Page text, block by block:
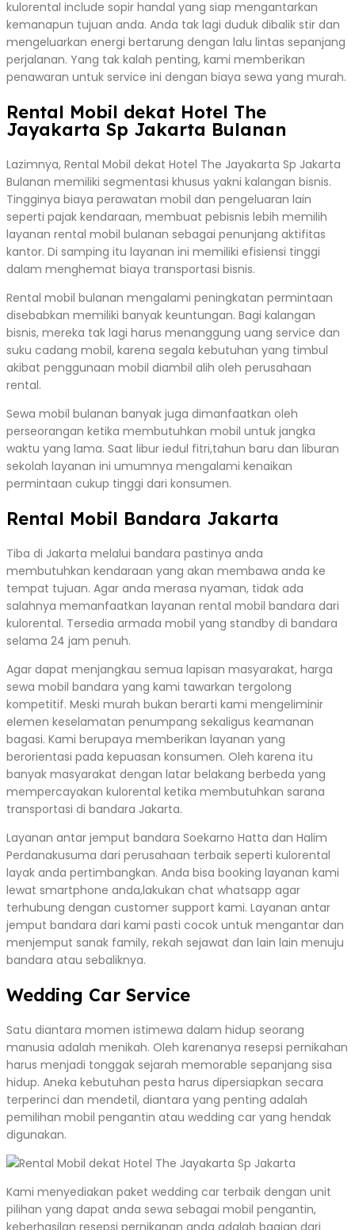
kulorental include sopir handal yang siap mengantarkan
kemanapun tujuan anda. Anda tak lagi duduk dibalik stir dan
mengeluarkan energi bertarung dengan lalu lintas sepanjang
perjalanan. Yang tak kalah penting, kami memberikan
penawaran untuk service ini dengan biaya sewa yang murah.
Rental Mobil dekat Hotel The
Jayakarta Sp Jakarta Bulanan
Lazimnya, Rental Mobil dekat Hotel The Jayakarta Sp Jakarta
Bulanan memiliki segmentasi khusus yakni kalangan bisnis.
Tingginya biaya perawatan mobil dan pengeluaran lain
seperti pajak kendaraan, membuat pebisnis lebih memilih
layanan rental mobil bulanan sebagai penunjang aktifitas
kantor. Di samping itu layanan ini memiliki efisiensi tinggi
dalam menghemat biaya transportasi bisnis.
Rental mobil bulanan mengalami peningkatan permintaan
disebabkan memiliki banyak keuntungan. Bagi kalangan
bisnis, mereka tak lagi harus menanggung uang service dan
suku cadang mobil, karena segala kebutuhan yang timbul
akibat penggunaan mobil diambil alih oleh perusahaan
rental.
Sewa mobil bulanan banyak juga dimanfaatkan oleh
perseorangan ketika membutuhkan mobil untuk jangka
waktu yang lama. Saat libur iedul fitri,tahun baru dan liburan
sekolah layanan ini umumnya mengalami kenaikan
permintaan cukup tinggi dari konsumen.
Rental Mobil Bandara Jakarta
Tiba di Jakarta melalui bandara pastinya anda
membutuhkan kendaraan yang akan membawa anda ke
tempat tujuan. Agar anda merasa nyaman, tidak ada
salahnya memanfaatkan layanan rental mobil bandara dari
kulorental. Tersedia armada mobil yang standby di bandara
selama 24 jam penuh.
Agar dapat menjangkau semua lapisan masyarakat, harga
sewa mobil bandara yang kami tawarkan tergolong
kompetitif. Meski murah bukan berarti kami mengeliminir
elemen keselamatan penumpang sekaligus keamanan
bagasi. Kami berupaya memberikan layanan yang
berorientasi pada kepuasan konsumen. Oleh karena itu
banyak masyarakat dengan latar belakang berbeda yang
mempercayakan kulorental ketika membutuhkan sarana
transportasi di bandara Jakarta.
Layanan antar jemput bandara Soekarno Hatta dan Halim
Perdanakusuma dari perusahaan terbaik seperti kulorental
layak anda pertimbangkan. Anda bisa booking layanan kami
lewat smartphone anda,lakukan chat whatsapp agar
terhubung dengan customer support kami. Layanan antar
jemput bandara dari kami pasti cocok untuk mengantar dan
menjemput sanak family, rekah sejawat dan lain lain menuju
bandara atau sebaliknya.
Wedding Car Service
Satu diantara momen istimewa dalam hidup seorang
manusia adalah menikah. Oleh karenanya resepsi pernikahan
harus menjadi tonggak sejarah memorable sepanjang sisa
hidup. Aneka kebutuhan pesta harus dipersiapkan secara
terperinci dan mendetil, diantara yang penting adalah
pemilihan mobil pengantin atau wedding car yang hendak
digunakan.
Kami menyediakan paket wedding car terbaik dengan unit
pilihan yang dapat anda sewa sebagai mobil pengantin,
keberhasilan resepsi pernikanan anda adalah bagian dari